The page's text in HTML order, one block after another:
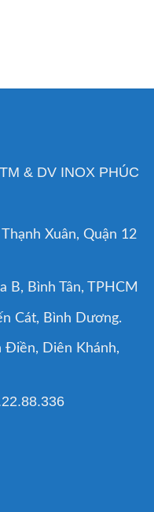
& DV INOX PHÚC
Xuân, Quận 12
B, Bình Tân, TPHCM
Cát, Bình Dương.
Điền, Diên Khánh,